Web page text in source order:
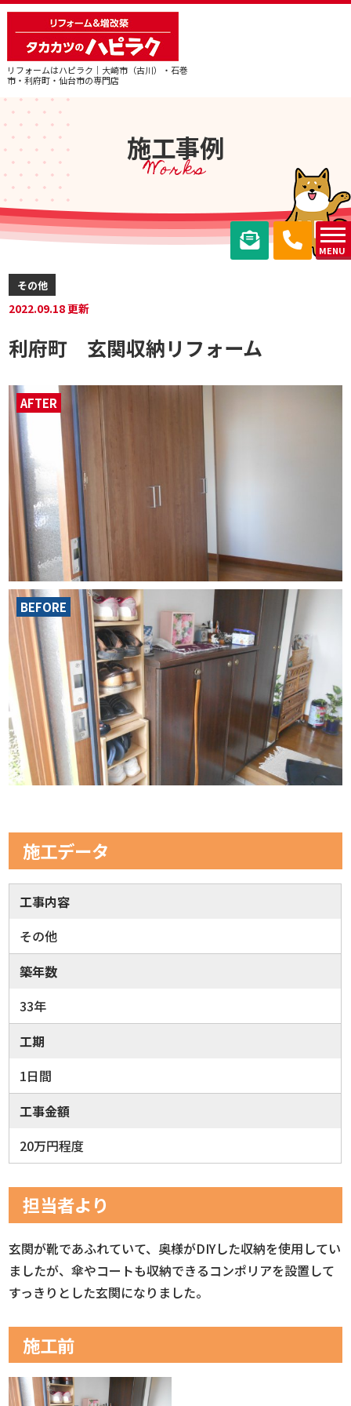
リフォームはハピラク｜大崎市（古川）・石巻
市・利府町・仙台市の専門店
MENU
施工事例
Works
その他
2022.09.18 更新
利府町 玄関収納リフォーム
AFTER
BEFORE
施工データ
工事内容
その他
築年数
33年
工期
1日間
工事金額
20万円程度
担当者より
玄関が靴であふれていて、奥様がDIYした収納を使用してい
ましたが、傘やコートも収納できるコンポリアを設置して
すっきりとした玄関になりました。
施工前